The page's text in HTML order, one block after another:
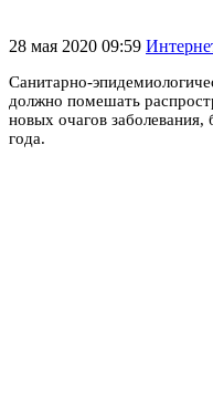
28 мая 2020 09:59
Санитарно-
должно помешать
новых очагов заболевания,
года.